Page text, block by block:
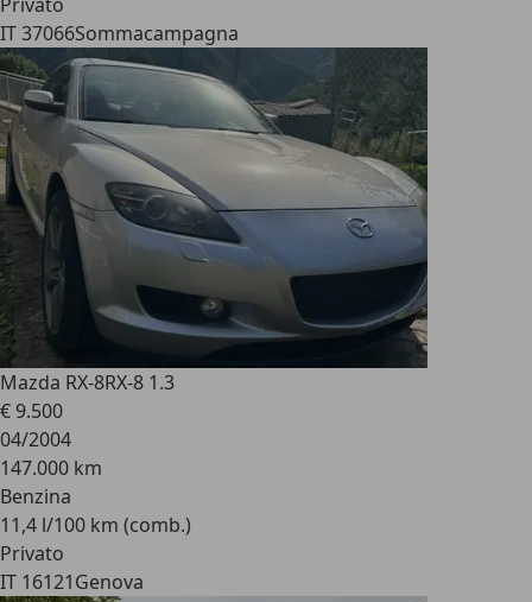
IT 37066Sommacampagna
Mazda RX-8RX-8 1.3
€ 9.500
04/2004
147.000 km
Benzina
11,4 l/100 km (comb.)
Privato
IT 16121Genova